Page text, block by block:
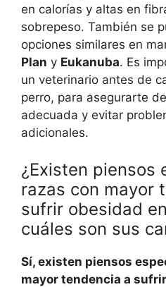
en calorías y altas en
sobrepeso. También se
opciones similares en
Plan y Eukanuba. Es
un veterinario antes de
perro, para asegurarte
adecuada y evitar
adicionales.
¿Existen piensos
razas con mayor
sufrir obesidad
cuáles son sus
Sí, existen piensos
mayor tendencia a